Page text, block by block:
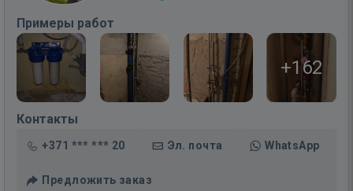
Примеры работ
+162
Контакты
+371 *** *** 20 Эл. почта WhatsApp
Предложить заказ